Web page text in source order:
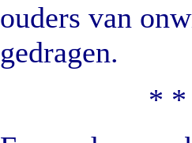
ouders van
gedragen.
*